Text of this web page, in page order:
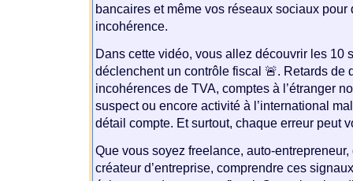
bancaires et même vos réseaux sociaux pour
incohérence.
Dans cette vidéo, vous allez découvrir les 10
déclenchent un contrôle fiscal 🚨. Retards de
incohérences de TVA, comptes à l’étranger
suspect ou encore activité à l’international
détail compte. Et surtout, chaque erreur peut
Que vous soyez freelance, auto-
créateur d’entreprise, comprendre ces